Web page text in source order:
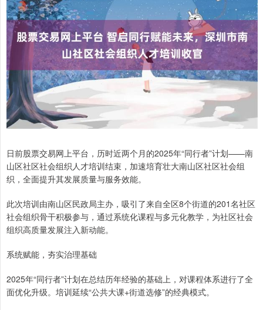
日前股票交易网上平台，历时近两个月的2025年“同行者”计划——南
山区社区社会组织人才培训结束，加速培育壮大南山区社区社会组
织，全面提升其发展质量与服务效能。
此次培训由南山区民政局主办，吸引了来自全区8个街道的201名社区
社会组织骨干积极参与，通过系统化课程与多元化教学，为社区社会
组织高质量发展注入新动能。
系统赋能，夯实治理基础
2025年“同行者”计划在总结历年经验的基础上，对课程体系进行了全
面优化升级。培训延续“公共大课+街道选修”的经典模式。